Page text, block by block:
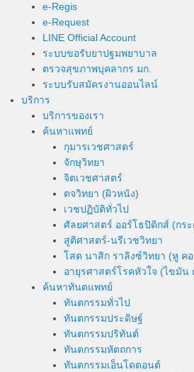
e-Regis
e-Request
LINE Official Account
ระบบขอรับยาปฐมพยาบาล
ตรวจสุขภาพบุคลากร มก.
ระบบรับสมัครงานออนไลน์
บริการ
บริการของเรา
ค้นหาแพทย์
กุมารเวชศาสตร์
จักษุวิทยา
จิตเวชศาสตร์
ตจวิทยา (ผิวหนัง)
เวชปฏิบัติทั่วไป
ศัลยศาสตร์ ออร์โธปิดิกส์ (กร
สูติศาสตร์-นรีเวชวิทยา
โสต นาสิก ราลิงซ์วิทยา (หู ค
อายุรศาสตร์โรคหัวใจ (ไขมัน
ค้นหาทันตแพทย์
ทันตกรรมทั่วไป
ทันตกรรมประดิษฐ์
ทันตกรรมปริทันต์
ทันตกรรมหัตถการ
ทันตกรรมเอ็นโดดอนต์